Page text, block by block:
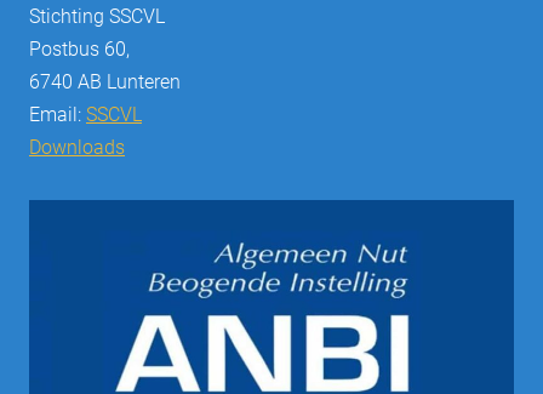
Stichting SSCVL
Postbus 60,
6740 AB Lunteren
Email: SSCVL
Downloads